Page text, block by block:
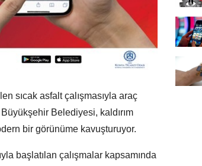
sıcak asfalt çalışmasıyla araç
Belediyesi, kaldırım
bir görünüme kavuşturuyor.
başlatılan çalışmalar kapsamında